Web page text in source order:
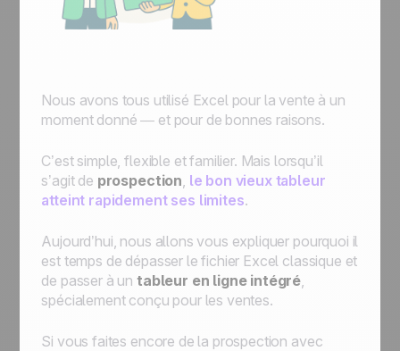
Nous avons tous utilisé Excel pour la vente à un
moment donné — et pour de bonnes raisons.
C’est simple, flexible et familier. Mais lorsqu’il
s’agit de prospection, le bon vieux tableur
atteint rapidement ses limites.
Aujourd’hui, nous allons vous expliquer pourquoi il
est temps de dépasser le fichier Excel classique et
de passer à un tableur en ligne intégré,
spécialement conçu pour les ventes.
Si vous faites encore de la prospection avec